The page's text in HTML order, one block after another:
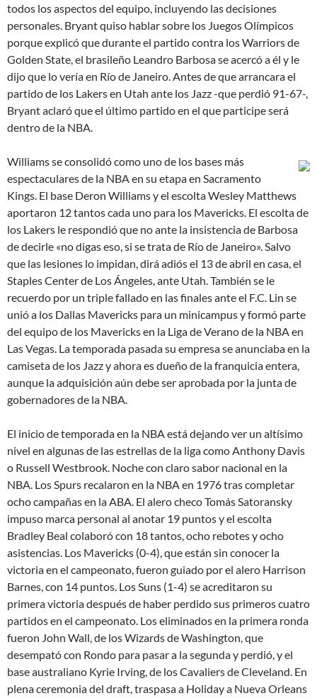
todos los aspectos del equipo, incluyendo las decisiones
personales. Bryant quiso hablar sobre los Juegos Olímpicos
porque explicó que durante el partido contra los Warriors de
Golden State, el brasileño Leandro Barbosa se acercó a él y le
dijo que lo vería en Río de Janeiro. Antes de que arrancara el
partido de los Lakers en Utah ante los Jazz -que perdió 91-67-,
Bryant aclaró que el último partido en el que participe será
dentro de la NBA.
Williams se consolidó como uno de los bases más
espectaculares de la NBA en su etapa en Sacramento
Kings. El base Deron Williams y el escolta Wesley Matthews
aportaron 12 tantos cada uno para los Mavericks. El escolta de
los Lakers le respondió que no ante la insistencia de Barbosa
de decirle «no digas eso, si se trata de Río de Janeiro». Salvo
que las lesiones lo impidan, dirá adiós el 13 de abril en casa, el
Staples Center de Los Ángeles, ante Utah. También se le
recuerdo por un triple fallado en las finales ante el F.C. Lin se
unió a los Dallas Mavericks para un minicampus y formó parte
del equipo de los Mavericks en la Liga de Verano de la NBA en
Las Vegas. La temporada pasada su empresa se anunciaba en la
camiseta de los Jazz y ahora es dueño de la franquicia entera,
aunque la adquisición aún debe ser aprobada por la junta de
gobernadores de la NBA.
El inicio de temporada en la NBA está dejando ver un altísimo
nivel en algunas de las estrellas de la liga como Anthony Davis
o Russell Westbrook. Noche con claro sabor nacional en la
NBA. Los Spurs recalaron en la NBA en 1976 tras completar
ocho campañas en la ABA. El alero checo Tomás Satoransky
impuso marca personal al anotar 19 puntos y el escolta
Bradley Beal colaboró con 18 tantos, ocho rebotes y ocho
asistencias. Los Mavericks (0-4), que están sin conocer la
victoria en el campeonato, fueron guiado por el alero Harrison
Barnes, con 14 puntos. Los Suns (1-4) se acreditaron su
primera victoria después de haber perdido sus primeros cuatro
partidos en el campeonato. Los eliminados en la primera ronda
fueron John Wall, de los Wizards de Washington, que
desempató con Rondo para pasar a la segunda y perdió, y el
base australiano Kyrie Irving, de los Cavaliers de Cleveland. En
plena ceremonia del draft, traspasa a Holiday a Nueva Orleans